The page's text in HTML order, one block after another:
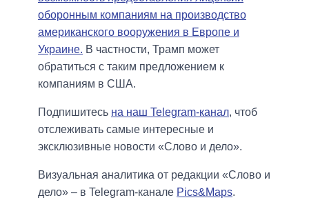
оборонным компаниям на производство
американского вооружения в Европе и
Украине. В частности, Трамп может
обратиться с таким предложением к
компаниям в США.
Подпишитесь на наш Telegram-канал, чтоб
отслеживать самые интересные и
эксклюзивные новости «Слово и дело».
Визуальная аналитика от редакции «Слово и
дело» – в Telegram-канале Pics&Maps.